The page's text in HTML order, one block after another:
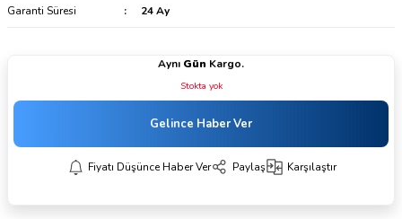
Garanti Süresi
24 Ay
Aynı Gün Kargo.
Stokta yok
Gelince Haber Ver
Fiyatı Düşünce Haber Ver Paylaş Karşılaştır